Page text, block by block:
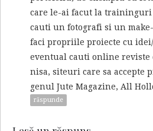
care le-ai facut la
cauti un fotografi si un
faci propriile proiecte cu
eventual cauti online reviste
nisa, siteuri care sa accepte
genul Jute Magazine, All
răspunde